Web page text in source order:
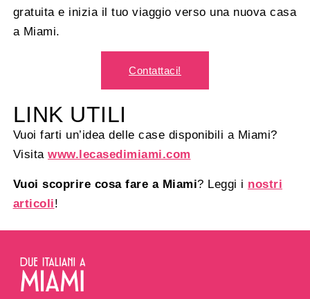
gratuita e inizia il tuo viaggio verso una nuova casa
a Miami.
Contattaci!
LINK UTILI
Vuoi farti un’idea delle case disponibili a Miami?
Visitawww.lecasedimiami.com
Vuoi scoprire cosa fare a Miami? Leggi i nostri
articoli!